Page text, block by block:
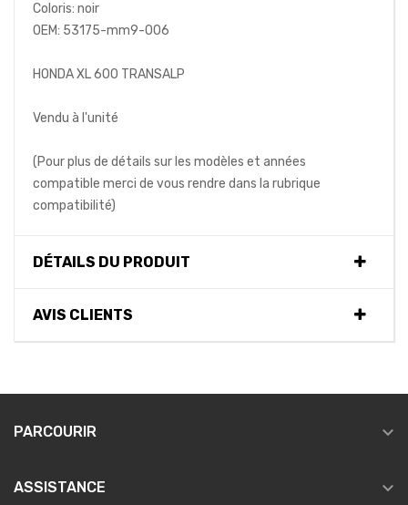
Coloris: noir
OEM: 53175-mm9-006
HONDA XL 600 TRANSALP
Vendu à l'unité
(Pour plus de détails sur les modèles et années
compatible merci de vous rendre dans la rubrique
compatibilité)
DÉTAILS DU PRODUIT
AVIS CLIENTS
PARCOURIR 
ASSISTANCE 